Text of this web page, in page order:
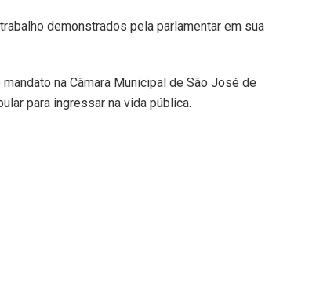
demonstrados pela parlamentar em sua
na Câmara Municipal de São José de
para ingressar na vida pública.